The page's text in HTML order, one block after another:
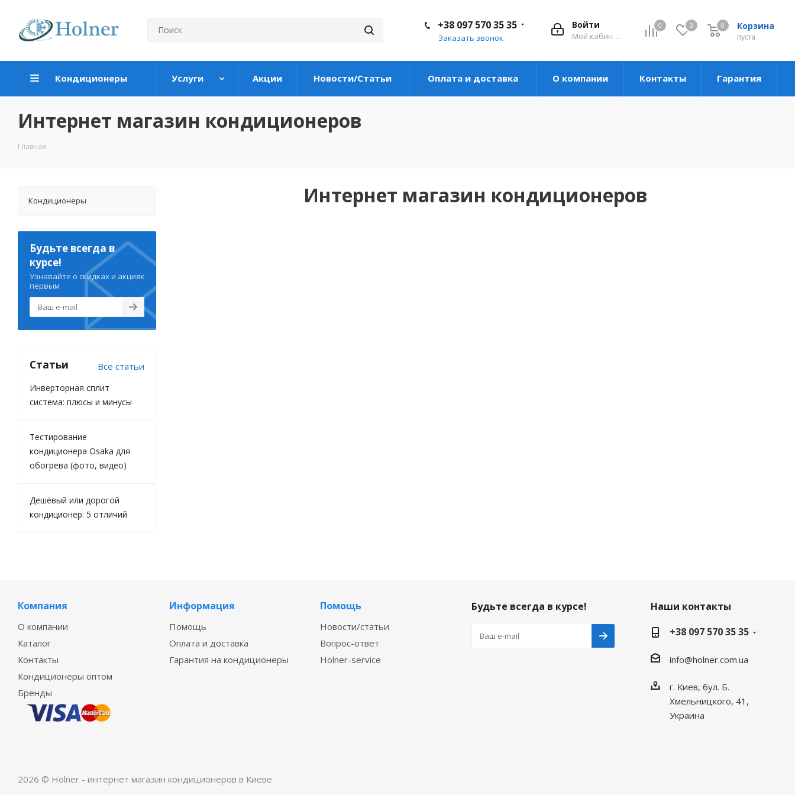
0 0 Корзина
пуста
0
Войти
Мой кабинет
+38 097 570 35 35
Заказать звонок
Кондиционеры Услуги Акции Новости/Статьи Оплата и доставка О компании Контакты Гарантия
Интернет магазин кондиционеров
Главная
Интернет магазин кондиционеров
Кондиционеры
Будьте всегда в
курсе!
Узнавайте о скидках и акциях
первым
Статьи Все статьи
Инверторная сплит
система: плюсы и минусы
Тестирование
кондиционера Osaka для
обогрева (фото, видео)
Дешёвый или дорогой
кондиционер: 5 отличий
Компания
О компании
Каталог
Контакты
Кондиционеры оптом
Бренды
Информация
Помощь
Оплата и доставка
Гарантия на кондиционеры
Помощь
Новости/статьи
Вопрос-ответ
Holner-service
Будьте всегда в курсе!
Наши контакты
+38 097 570 35 35
info@holner.com.ua
г. Киев, бул. Б.
Хмельницкого, 41,
Украина
2026 © Holner - интернет магазин кондиционеров в Киеве